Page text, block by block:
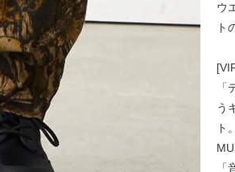
ウ
ト
う
ト。